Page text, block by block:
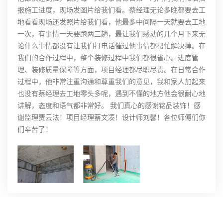
报施工进度，现场发图片给我们看。蔡经理无论多晚都要去工
地看看现场还发照片给我们看，他最多中间隔一天就要去工地
一次，有事情一天要跑两三趟，最让我们感动的几个月下来无
论什么事情都没有让我们打电话催过他事情都帮忙解决掉。在
我们的合作过程中，整个装修过程中我们都很省心。进度管
理、装修质量保障等方面，项目经理都尽职尽责。在日常合作
过程中，他非常注重沟通和尊重我们的意见，我和家人加起来
也没有蔡经理去工地零头多呢，遇到不懂的地方他会很耐心地
讲解，态度和语气都非常好。 我们真心的感谢铭品装饰！感
谢监理贾云法！项目经理蔡文凑！设计师刘馨！各位师傅们你
们辛苦了！